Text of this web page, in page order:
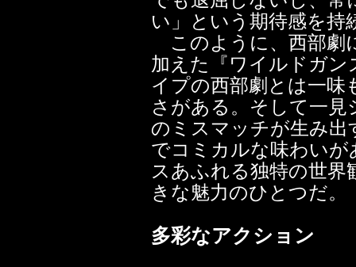
い」という期待感を持
このように、西部劇
加えた『ワイルドガ
イプの西部劇とは一味
さがある。そして一見
のミスマッチが生み
でコミカルな味わい
スあふれる独特の世
きな魅力のひとつだ。
多彩なアクション